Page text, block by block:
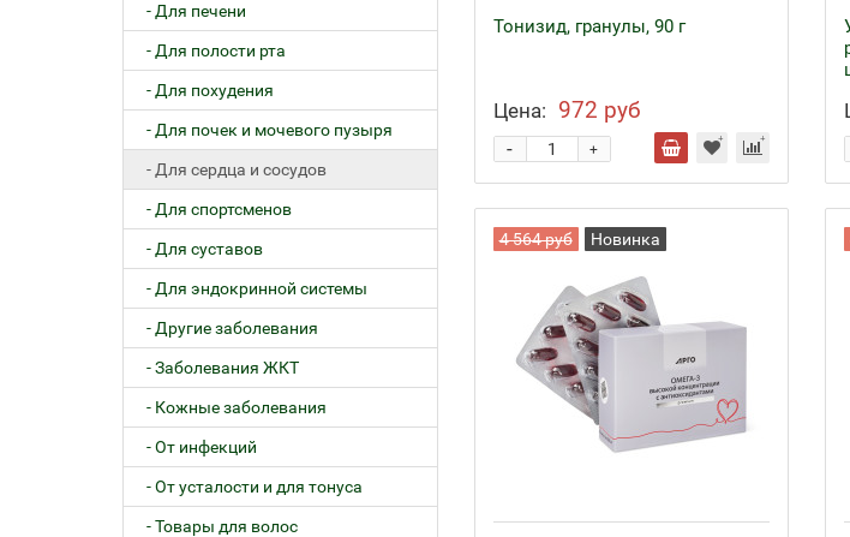
- Для печени
- Для полости рта
- Для похудения
- Для почек и мочевого пузыря
- Для сердца и сосудов
- Для спортсменов
- Для суставов
- Для эндокринной системы
- Другие заболевания
- Заболевания ЖКТ
- Кожные заболевания
- От инфекций
- От усталости и для тонуса
- Товары для волос
Тонизид, гранулы, 90 г
Цена: 972 руб
+
-
4 564 руб Новинка